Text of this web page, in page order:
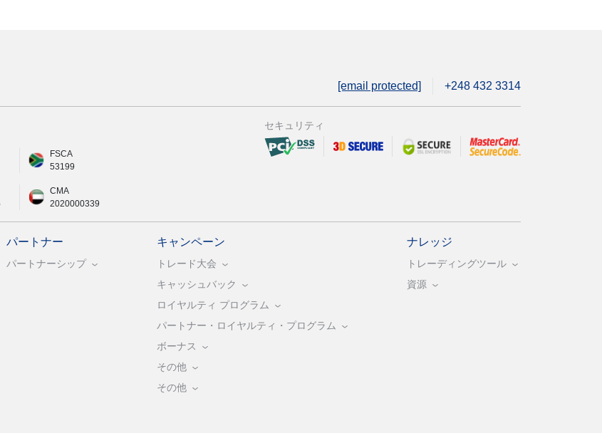
[email protected] +248 432 3314
FSCA
53199
CMA
2020000339
セキュリティ
パートナー
パートナーシップ
キャンペーン
トレード大会
キャッシュバック
ロイヤルティ プログラム
パートナー・ロイヤルティ・プログラム
ボーナス
その他
その他
ナレッジ
トレーディングツール
資源